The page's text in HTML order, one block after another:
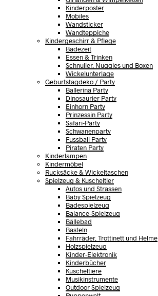
Kinderposter
Mobiles
Wandsticker
Wandteppiche
Kindergeschirr & Pflege
Badezeit
Essen & Trinken
Schnuller, Nuggies und Boxen
Wickelunterlage
Geburtstagdeko / Party
Ballerina Party
Dinosaurier Party
Einhorn Party
Prinzessin Party
Safari-Party
Schwanenparty
Fussball Party
Piraten Party
Kinderlampen
Kindermöbel
Rucksäcke & Wickeltaschen
Spielzeug & Kuscheltier
Autos und Strassen
Baby Spielzeug
Badespielzeug
Balance-Spielzeug
Bällebad
Basteln
Fahrräder, Trottinett und Helme
Holzspielzeug
Kinder-Elektronik
Kinderbücher
Kuscheltiere
Musikinstrumente
Outdoor Spielzeug